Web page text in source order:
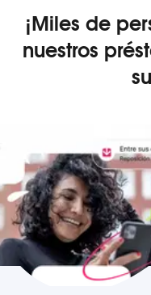
¡Miles de
nuestros